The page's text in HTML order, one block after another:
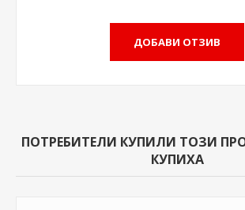
ПОТРЕБИТЕЛИ КУПИЛИ ТОЗИ
КУПИХА